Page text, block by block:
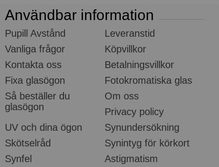
Användbar information
Pupill Avstånd
Leveranstid
Vanliga frågor
Köpvillkor
Kontakta oss
Betalningsvillkor
Fixa glasögon
Fotokromatiska glas
Så beställer du
glasögon
Om oss
Privacy policy
UV och dina ögon
Synundersökning
Skötselråd
Synintyg för körkort
Synfel
Astigmatism